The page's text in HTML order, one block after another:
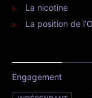
La nicotine
La position de
Engagement